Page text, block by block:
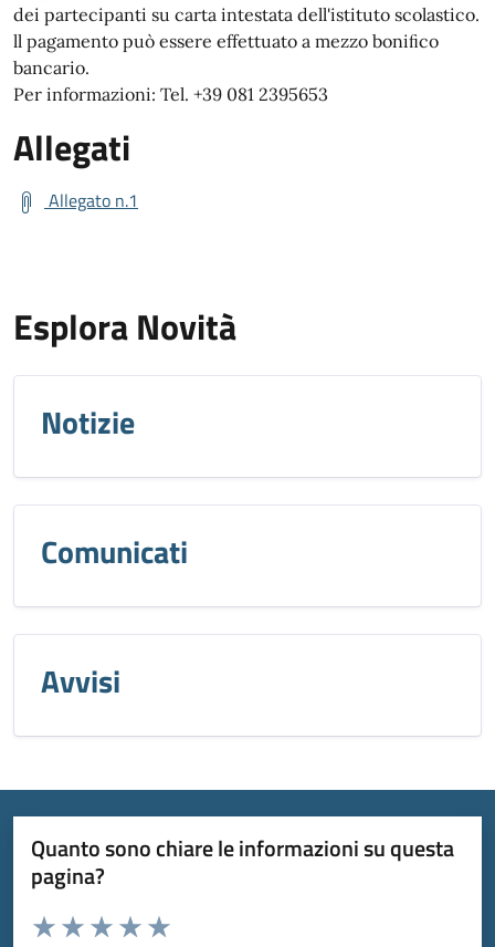
dei partecipanti su carta intestata dell'istituto scolastico.
ll pagamento può essere effettuato a mezzo boniﬁco
bancario.
Per informazioni: Tel. +39 081 2395653
Allegati
Allegato n.1
Esplora Novità
Notizie
Comunicati
Avvisi
Quanto sono chiare le informazioni su questa
pagina?
Valuta da 1 a 5 stelle la pagina